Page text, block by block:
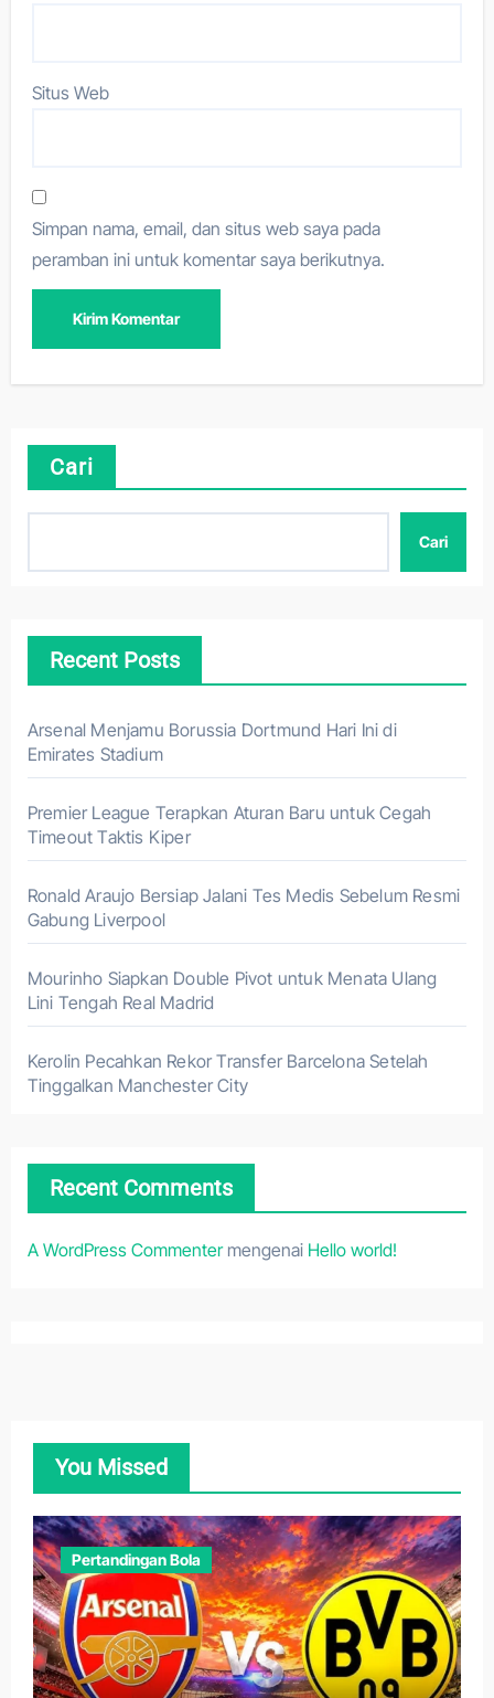
Situs Web
Simpan nama, email, dan situs web saya pada
peramban ini untuk komentar saya berikutnya.
Cari
Cari
Recent Posts
Arsenal Menjamu Borussia Dortmund Hari Ini di
Emirates Stadium
Premier League Terapkan Aturan Baru untuk Cegah
Timeout Taktis Kiper
Ronald Araujo Bersiap Jalani Tes Medis Sebelum Resmi
Gabung Liverpool
Mourinho Siapkan Double Pivot untuk Menata Ulang
Lini Tengah Real Madrid
Kerolin Pecahkan Rekor Transfer Barcelona Setelah
Tinggalkan Manchester City
Recent Comments
A WordPress Commentermengenai Hello world!
You Missed
Pertandingan Bola